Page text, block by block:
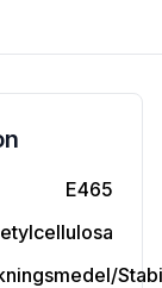
E465